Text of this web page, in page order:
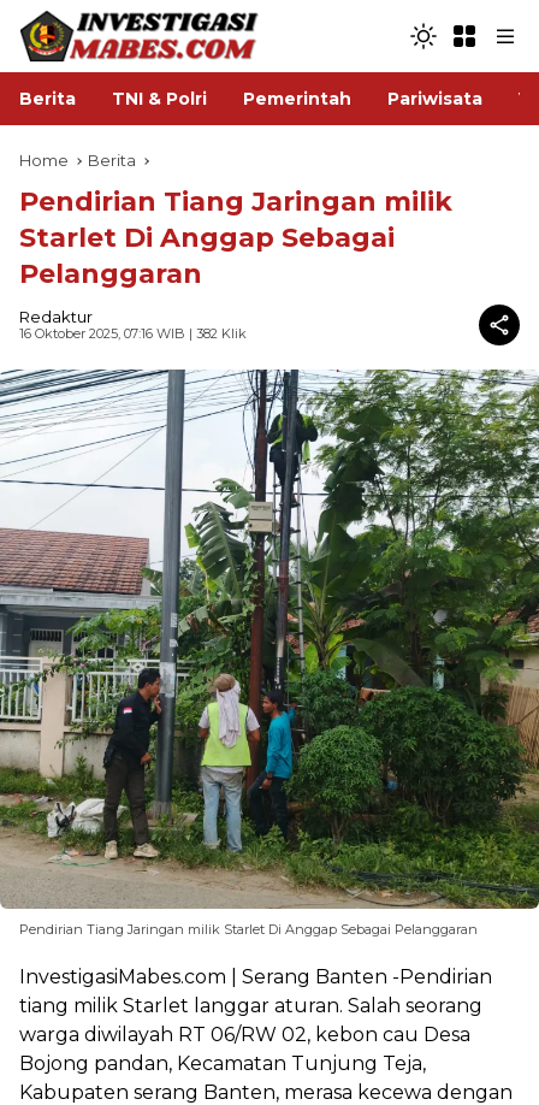
Berita TNI & Polri Pemerintah Pariwisata
Home Berita
Pendirian Tiang Jaringan milik
Starlet Di Anggap Sebagai
Pelanggaran
Redaktur
16 Oktober 2025, 07:16 WIB | 382 Klik
Pendirian Tiang Jaringan milik Starlet Di Anggap Sebagai Pelanggaran
InvestigasiMabes.com | Serang Banten -Pendirian
tiang milik Starlet langgar aturan. Salah seorang
warga diwilayah RT 06/RW 02, kebon cau Desa
Bojong pandan, Kecamatan Tunjung Teja,
Kabupaten serang Banten, merasa kecewa dengan